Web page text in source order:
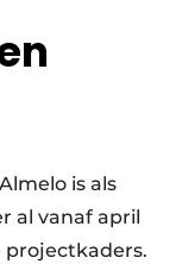
is als
al vanaf april
projectkaders.